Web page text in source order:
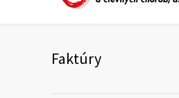
Faktúry